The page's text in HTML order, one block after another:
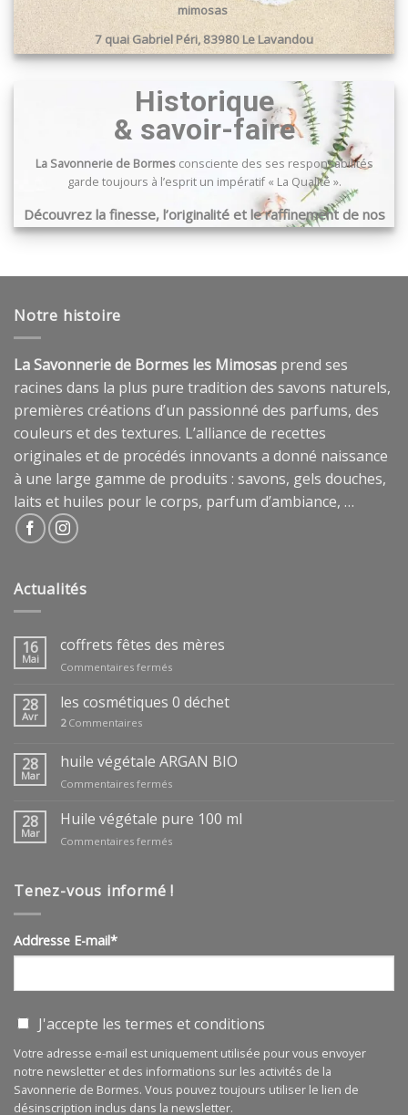
mimosas
7 quai Gabriel Péri, 83980 Le Lavandou
Historique
& savoir-faire
La Savonnerie de Bormesconsciente des ses responsabilités
garde toujours à l’esprit un impératif « La Qualité ».
Découvrez la finesse, l’originalité et le raffinement de nos
produits …
Notre histoire
La Savonnerie de Bormes les Mimosas prend ses
racines dans la plus pure tradition des savons naturels,
premières créations d’un passionné des parfums, des
couleurs et des textures. L’alliance de recettes
originales et de procédés innovants a donné naissance
à une large gamme de produits : savons, gels douches,
laits et huiles pour le corps, parfum d’ambiance, …
Actualités
16
Mai
coffrets fêtes des mères
Commentaires ferméssur
fêtes
28
Avr
les cosmétiques 0 déchet
2Commentaires
28
Mar
huile végétale ARGAN BIO
Commentaires ferméssur
végétale
BIO
28
Mar
Huile végétale pure 100 ml
Commentaires ferméssur
pure
Tenez-vous informé !
Addresse E-mail*
J'accepte les termes et conditions
Votre adresse e-mail est uniquement utilisée pour vous envoyer
notre newsletter et des informations sur les activités de la
Savonnerie de Bormes. Vous pouvez toujours utiliser le lien de
désinscription inclus dans la newsletter.